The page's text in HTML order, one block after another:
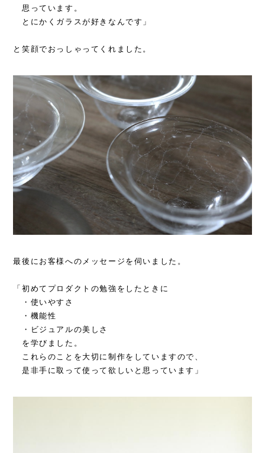
思っています。
とにかくガラスが好きなんです」
と笑顔でおっしゃってくれました。
最後にお客様へのメッセージを伺いました。
「初めてプロダクトの勉強をしたときに
・使いやすさ
・機能性
・ビジュアルの美しさ
を学びました。
これらのことを大切に制作をしていますので、
是非手に取って使って欲しいと思っています」